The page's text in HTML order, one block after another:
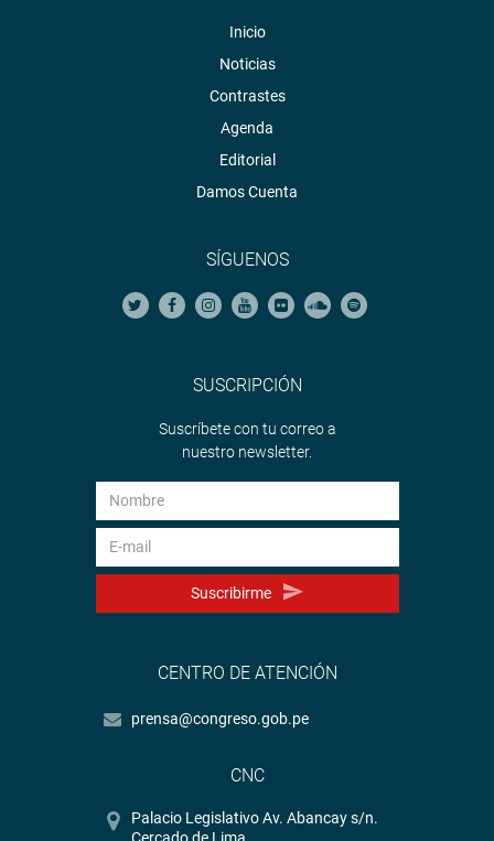
Inicio
Noticias
Contrastes
Agenda
Editorial
Damos Cuenta
SÍGUENOS
SUSCRIPCIÓN
Suscríbete con tu correo a
nuestro newsletter.
Suscribirme
CENTRO DE ATENCIÓN
prensa@congreso.gob.pe
CNC
Palacio Legislativo Av. Abancay s/n.